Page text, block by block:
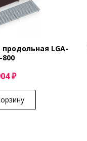
LGA-
800
₽